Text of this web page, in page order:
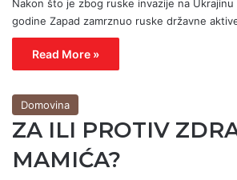
Nakon što je zbog ruske invazije na
godine Zapad zamrznuo ruske državne
Read More »
Domovina
ZA ILI PROTIV
MAMIĆA?